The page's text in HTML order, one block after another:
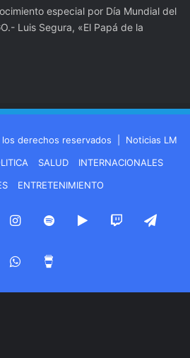
especial por Día Mundial del
Luis Segura, «El Papá de la
derechos reservados | Noticias LM
SALUD
INTERNACIONALES
ENTRETENIMIENTO
Instagram
Spotify Google Twitch
WhatsApp
Me